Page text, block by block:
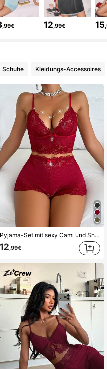
,99€ 12 ,99€ 15
Schuhe Kleidungs-Accessoires
Pyjama-Set mit sexy Cami und Shorts, verziert mit Perlenkette und Spitze
12,99€